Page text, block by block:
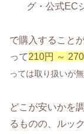
グ・公式EC
で購入すること
って210円 ～
っては取り扱いが
どこが安いかを
るものの、ルッ